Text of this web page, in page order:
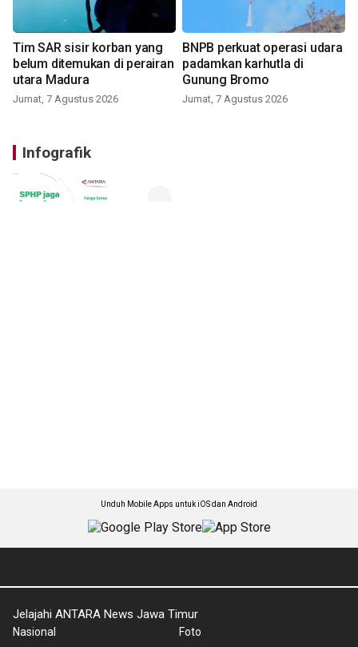
Tim SAR sisir korban yang
belum ditemukan di perairan
utara Madura
Jumat, 7 Agustus 2026
BNPB perkuat operasi udara
padamkan karhutla di
Gunung Bromo
Jumat, 7 Agustus 2026
Infografik
Unduh Mobile Apps untuk iOS dan Android
Jelajahi ANTARA News Jawa Timur
Nasional
Foto